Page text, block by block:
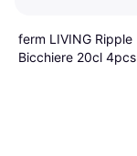
ferm LIVING Ripple
Bicchiere 20cl 4pcs